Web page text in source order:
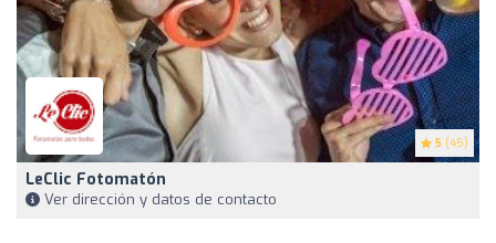
5 (45)
LeClic Fotomatón
Ver dirección y datos de contacto